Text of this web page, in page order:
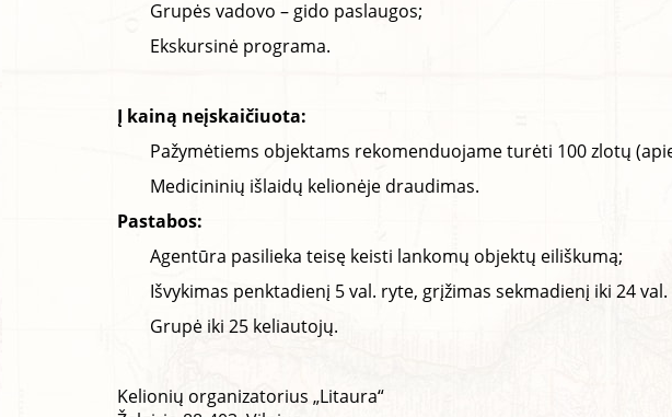
Grupės vadovo – gido paslaugos;
Ekskursinė programa.
Į kainą neįskaičiuota:
Pažymėtiems objektams rekomenduojame turėti 100 zlotų
Medicininių išlaidų kelionėje draudimas.
Pastabos:
Agentūra pasilieka teisę keisti lankomų objektų eiliškumą;
Išvykimas penktadienį 5 val. ryte, grįžimas sekmadienį iki 24 val.
Grupė iki 25 keliautojų.
Kelionių organizatorius „Litaura“